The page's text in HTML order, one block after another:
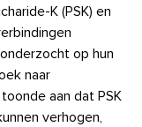
K (PSK) en
op hun
naar
aan dat PSK
verhogen,